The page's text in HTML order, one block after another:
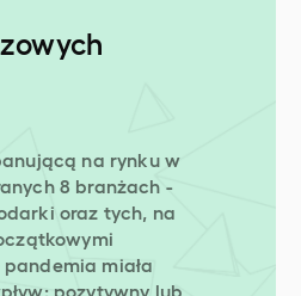
na rynku w
8 branżach -
oraz tych, na
miała
pozytywny lub